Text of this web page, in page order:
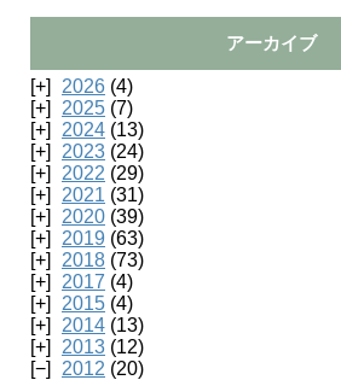
アーカイブ
2026 (4)
2025 (7)
2024 (13)
2023 (24)
2022 (29)
2021 (31)
2020 (39)
2019 (63)
2018 (73)
2017 (4)
2015 (4)
2014 (13)
2013 (12)
2012 (20)